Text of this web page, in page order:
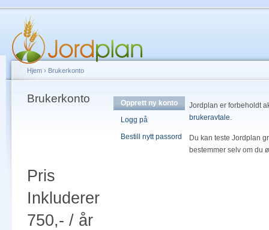
Hjem › Brukerkonto
Brukerkonto
Opprett ny konto
Logg på
Bestill nytt passord
Jordplan er forbeholdt
brukeravtale.
Du kan teste Jordplan
bestemmer selv om du
Pris
Inkluderer
750,- / år